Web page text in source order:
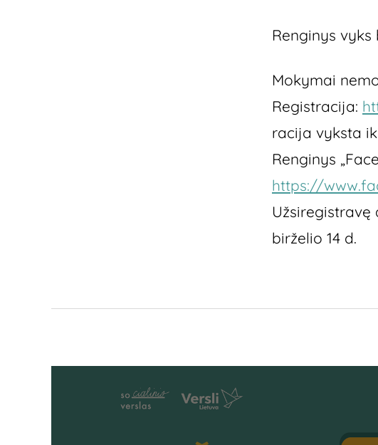
Renginys vyks
Mokymai
Registracija:
racija vyksta
Renginys
https://
birželio 14 d.